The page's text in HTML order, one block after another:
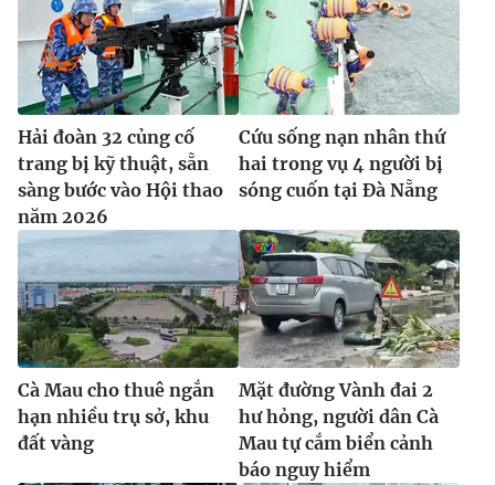
Ðiện thoại Thời báo VTV:024.66 897 897
Email:toasoan@vtv.vn
Liên hệ quảng cáo: 024-7300.7108
® Cấm sao chép dưới mọi hình thức nếu không có sự chấp
thuận bằng văn bản. Ghi rõ nguồn VTV.vn khi phát hành lại
thông tin từ website này.
Hải đoàn 32 củng cố
trang bị kỹ thuật, sẵn
sàng bước vào Hội thao
năm 2026
Cứu sống nạn nhân thứ
hai trong vụ 4 người bị
sóng cuốn tại Đà Nẵng
Cà Mau cho thuê ngắn
hạn nhiều trụ sở, khu
đất vàng
Mặt đường Vành đai 2
hư hỏng, người dân Cà
Mau tự cắm biển cảnh
báo nguy hiểm